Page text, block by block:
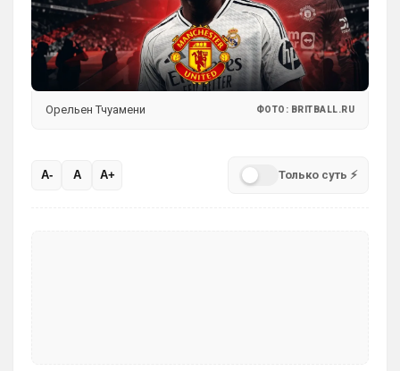
Орельен Тчуамени ФОТО: BRITBALL.RU
A- A A+ Только суть ⚡
SkaVik • 17:10
Должны смущать Лёлик и Болик, и черти
еже с ними.)
«Норм» от слова «нихрена подобного» ))